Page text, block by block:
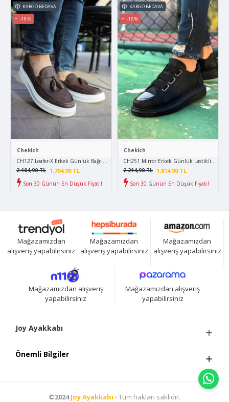
KARGO BEDAVA
-19 %
Chekich
CH127 Loafer-X Erkek Günlük Bağcıksız Corcik Cilt Klasik Ayakkabı CBT - Kahverengi
1.704,90 TL
2.104,90 TL
Son 30 Günün En Düşük Fiyatı!
KARGO BEDAVA
-18 %
Chekich
CH251 Mirror Erkek Günlük Lastikli Cilt
1.814,90 TL
2.214,90 TL
Son 30 Günün En Düşük Fiyatı!
Mağazamızdan
alışveriş yapabilirsiniz
Mağazamızdan
alışveriş yapabilirsiniz
Mağazamızdan
alışveriş yapabilirsiniz
Mağazamızdan alışveriş
yapabilirsiniz
Mağazamızdan alışveriş
yapabilirsiniz
Joy Ayakkabı
Önemli Bilgiler
©2024Joy Ayakkabı - Tüm hakları saklıdır.